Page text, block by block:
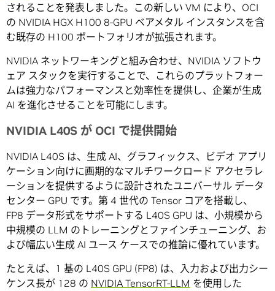
されることを発表しました。この新しい VM により、OCI
の NVIDIA HGX H100 8-GPU ベアメタル インスタンスを含
む既存の H100 ポートフォリオが拡張されます。
NVIDIA ネットワーキングと組み合わせ、NVIDIA ソフトウ
ェア スタックを実行することで、これらのプラットフォー
ムは強力なパフォーマンスと効率性を提供し、企業が生成
AI を進化させることを可能にします。
NVIDIA L40S が OCI で提供開始
NVIDIA L40S は、生成 AI、グラフィックス、ビデオ アプリ
ケーション向けに画期的なマルチワークロード アクセラレ
ーションを提供するように設計されたユニバーサル データ
センター GPU です。第 4 世代の Tensor コアを搭載し、
FP8 データ形式をサポートする L40S GPU は、小規模から
中規模の LLM のトレーニングとファインチューニング、お
よび幅広い生成 AI ユース ケースでの推論に優れています。
たとえば、1 基の L40S GPU (FP8) は、入力および出力シー
ケンス長が 128 の NVIDIA TensorRT-LLM を使用した